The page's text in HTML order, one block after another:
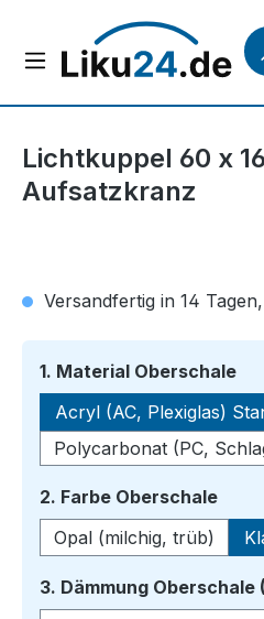
Zum Hauptinhalt springen
Lichtkuppel 60 x
Aufsatzkranz
Versandfertig in 14
1. Material Oberschale
Acryl (AC, Plexiglas)
Polycarbonat (PC,
2. Farbe Oberschale
Opal (milchig, trüb)
3. Dämmung Oberschale